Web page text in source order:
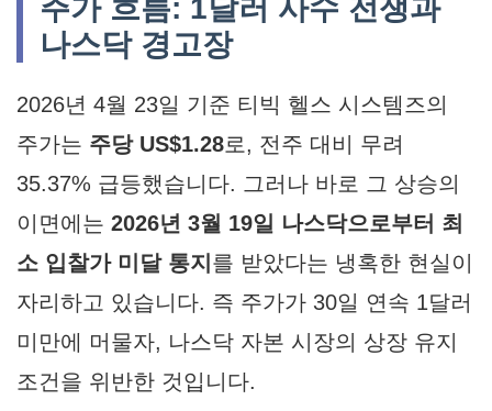
주가 흐름: 1달러 사수 전쟁과
나스닥 경고장
2026년 4월 23일 기준 티빅 헬스 시스템즈의
주가는 주당 US$1.28로, 전주 대비 무려
35.37% 급등했습니다. 그러나 바로 그 상승의
이면에는 2026년 3월 19일 나스닥으로부터 최
소 입찰가 미달 통지 를 받았다는 냉혹한 현실이
자리하고 있습니다. 즉 주가가 30일 연속 1달러
미만에 머물자, 나스닥 자본 시장의 상장 유지
조건을 위반한 것입니다.